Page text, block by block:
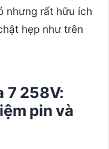
nhưng rất hữu ích
hẹp như trên
7 258V:
pin và